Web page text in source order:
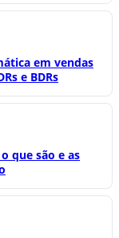
em vendas
e BDRs
que são e as